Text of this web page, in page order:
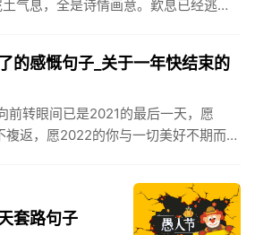
气息，全是诗情画意。歎息已经逃
的感慨句子_关于一年快结束的
前转眼间已是2021的最后一天，愿
複返，愿2022的你与一切美好不期而
套路句子